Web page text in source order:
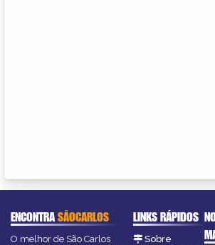
ENCONTRASÃOCARLOS
O melhor de São Carlos
LINKS RÁPIDOS
Sobre